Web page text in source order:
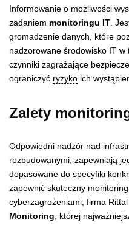
Informowanie o możliwości
zadaniem monitoringu IT.
gromadzenie danych, które
nadzorowane środowisko IT
czynniki zagrażające
ograniczyć ryzyko ich
Zalety
Odpowiedni nadzór nad
rozbudowanymi, zapewniają
dopasowane do specyfiki
zapewnić skuteczny
cyberzagrożeniami, firma
Monitoring, której